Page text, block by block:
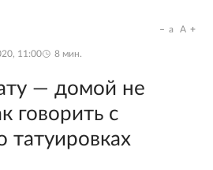
11:00 8 мин.
a A
— домой не
говорить с
татуировках